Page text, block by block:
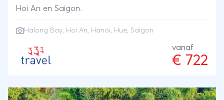
Hoi An en Saigon.
Halong Bay, Hoi An, Hanoi, Hue, Saigon
vanaf
€ 722